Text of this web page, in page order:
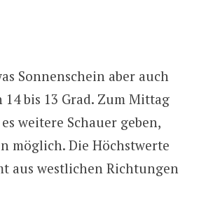
Sonnenschein aber auch
bis 13 Grad. Zum Mittag
weitere Schauer geben,
möglich. Die Höchstwerte
aus westlichen Richtungen